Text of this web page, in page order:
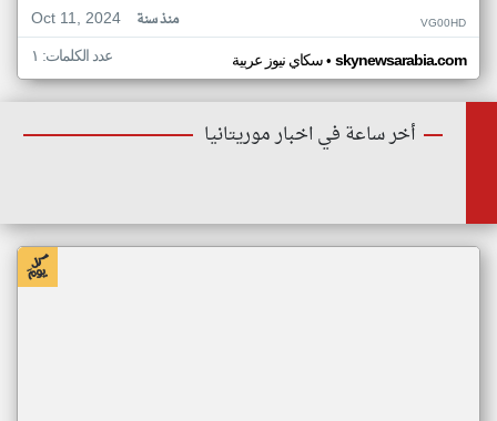
Oct 11, 2024
منذ سنة VG00HD
سكاي نيوز عربية• skynewsarabia.com عدد الكلمات: ١
أخر ساعة في اخبار موريتانيا